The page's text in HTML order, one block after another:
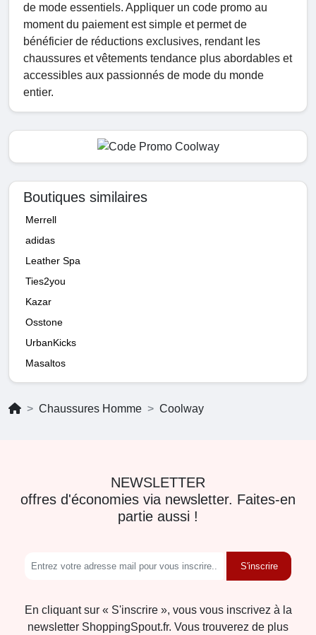
de mode essentiels. Appliquer un code promo au
moment du paiement est simple et permet de
bénéficier de réductions exclusives, rendant les
chaussures et vêtements tendance plus abordables et
accessibles aux passionnés de mode du monde
entier.
Boutiques similaires
Merrell
adidas
Leather Spa
Ties2you
Kazar
Osstone
UrbanKicks
Masaltos
Chaussures Homme Coolway
NEWSLETTER
offres d'économies via newsletter. Faites-en
partie aussi !
S'inscrire
En cliquant sur « S'inscrire », vous vous inscrivez à la
newsletter ShoppingSpout.fr. Vous trouverez de plus